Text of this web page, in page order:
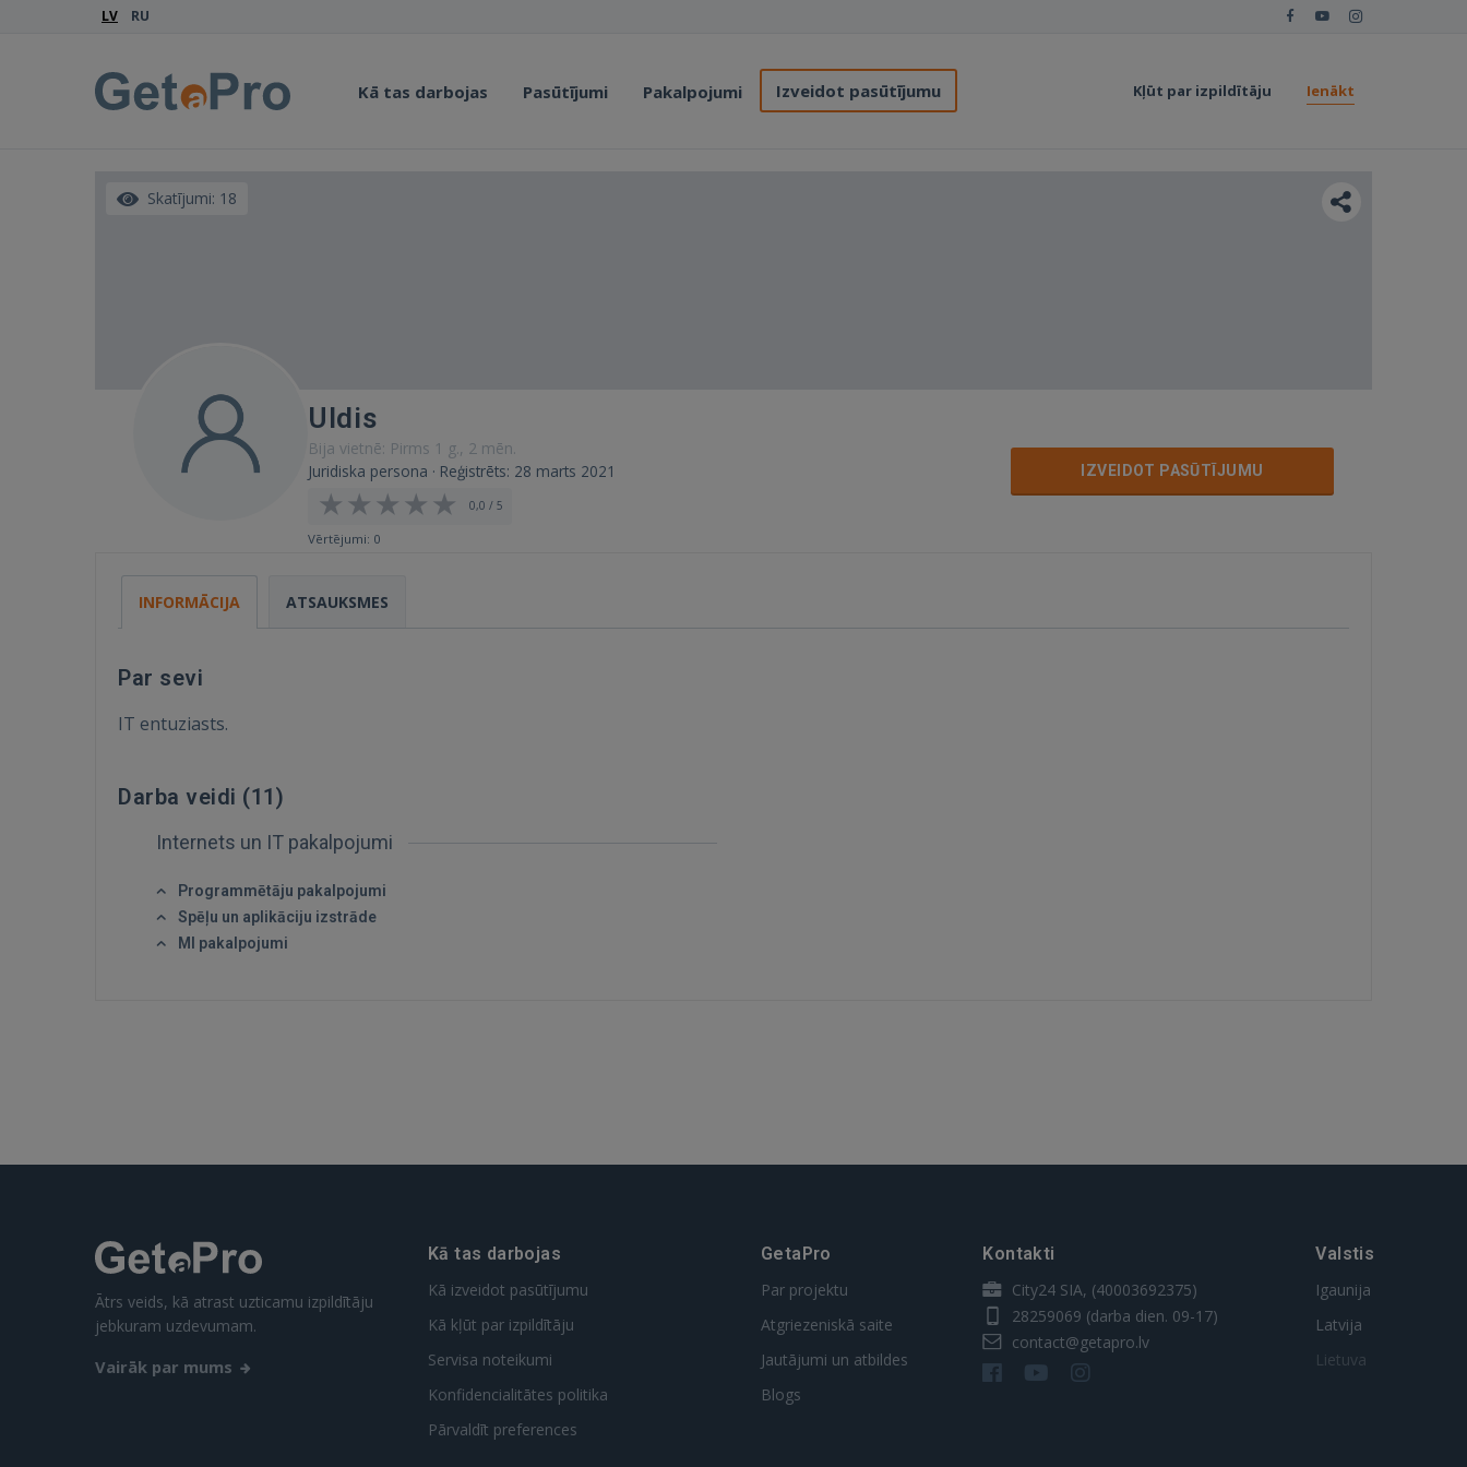
LV RU
Kā tas darbojas Pasūtījumi Pakalpojumi Izveidot pasūtījumu Kļūt par izpildītāju Ienākt
Ienākt
Skatījumi: 18
Uldis
Bija vietnē: Pirms 1 g., 2 mēn.
Juridiska persona · Reģistrēts: 28 marts 2021
0,0 / 5
Vērtējumi: 0
IZVEIDOT PASŪTĪJUMU
INFORMĀCIJA ATSAUKSMES
Par sevi
IT entuziasts.
Darba veidi (11)
Internets un IT pakalpojumi
Programmētāju pakalpojumi
Spēļu un aplikāciju izstrāde
MI pakalpojumi
Ātrs veids, kā atrast uzticamu izpildītāju
jebkuram uzdevumam.
Vairāk par mums
Kā tas darbojas
Kā izveidot pasūtījumu
Kā kļūt par izpildītāju
Servisa noteikumi
Konfidencialitātes politika
Pārvaldīt preferences
GetaPro
Par projektu
Atgriezeniskā saite
Jautājumi un atbildes
Blogs
Kontakti
City24 SIA, (40003692375)
28259069 (darba dien. 09-17)
contact@getapro.lv
Valstis
Igaunija
Latvija
Lietuva